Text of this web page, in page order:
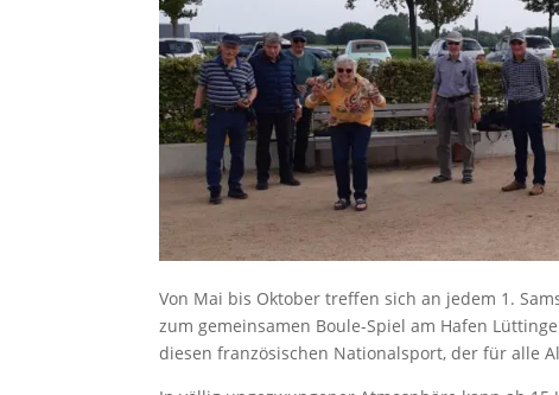
Von Mai bis Oktober treffen sich an jedem 1.
zum gemeinsamen Boule-Spiel am Hafen
diesen französischen Nationalsport, der für alle